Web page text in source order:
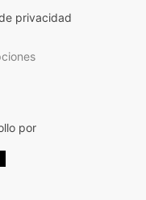
privacidad
por